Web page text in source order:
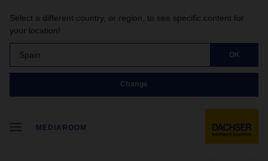
Select a different country, or region, to see specific content for
your location!
Spain OK
Change
MEDIAROOM